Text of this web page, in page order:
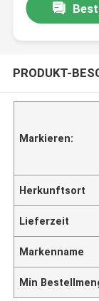
PRODUKT-
Markieren:
Herkunftsort
Lieferzeit
Markenname
Min